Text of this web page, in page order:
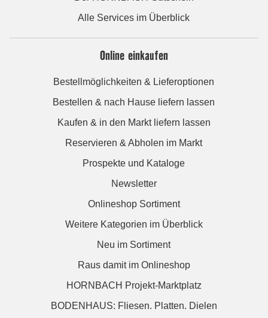
Alle Services im Überblick
Online einkaufen
Bestellmöglichkeiten & Lieferoptionen
Bestellen & nach Hause liefern lassen
Kaufen & in den Markt liefern lassen
Reservieren & Abholen im Markt
Prospekte und Kataloge
Newsletter
Onlineshop Sortiment
Weitere Kategorien im Überblick
Neu im Sortiment
Raus damit im Onlineshop
HORNBACH Projekt-Marktplatz
BODENHAUS: Fliesen. Platten. Dielen